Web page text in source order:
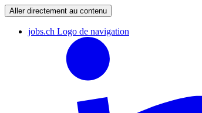
Aller directement au contenu
jobs.ch Logo de navigation